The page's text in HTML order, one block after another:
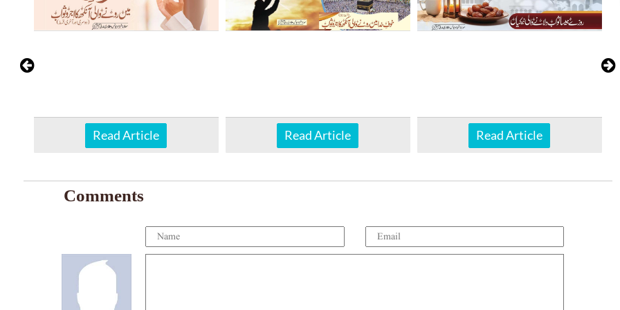
Read Article Read Article Read Article
Comments